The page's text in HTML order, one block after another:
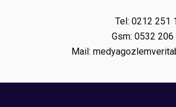
Tel: 0212 251
Gsm: 0532
Mail: